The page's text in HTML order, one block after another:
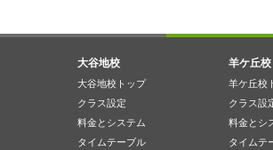
大谷地校
大谷地校トップ
クラス設定
料金とシステム
タイムテーブル
羊ケ丘校
羊ケ丘校
クラス設
料金とシ
タイムテ